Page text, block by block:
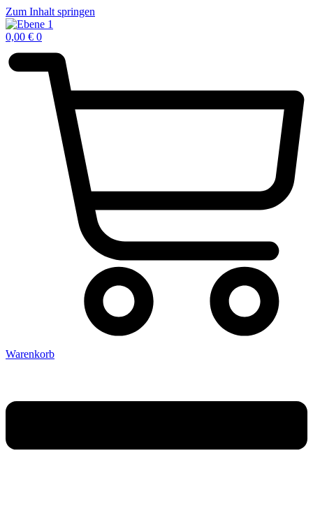
Zum Inhalt springen
0,00 € 0
Warenkorb